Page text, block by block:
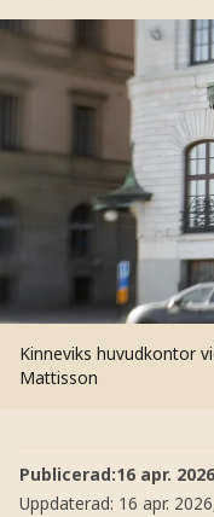
Kinneviks huvudkontor
Mattisson
Publicerad:16 apr.
Uppdaterad: 16 apr.